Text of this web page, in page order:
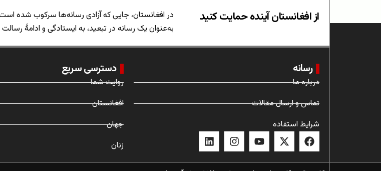
از افغانستان آینده حمایت کنید
در افغانستان، جایی که آزادی رسانه‌ها سرکوب شده
به‌عنوان یک رسانه در تبعید، به ایستادگی و ادامهٔ
رسانه
درباره ما
تماس و ارسال مقالات
شرایط استفاده
دسترسی سریع
روایت شما
افغانستان
جهان
زنان